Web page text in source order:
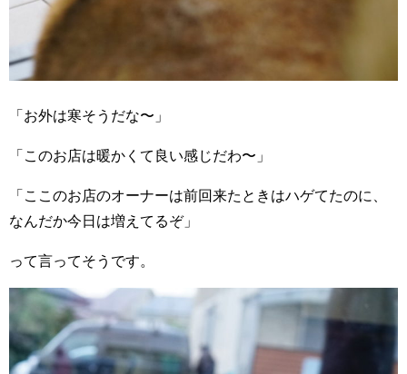
「お外は寒そうだな〜」
「このお店は暖かくて良い感じだわ〜」
「ここのお店のオーナーは前回来たときはハゲてたのに、
なんだか今日は増えてるぞ」
って言ってそうです。